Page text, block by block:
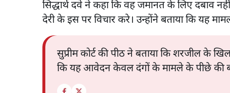
सिद्धार्थ दवे ने कहा कि वह जमानत के लिए दबाव
देरी के इस पर विचार करे। उन्होंने बताया कि यह
सुप्रीम कोर्ट की पीठ ने बताया कि शरजील
कि यह आवेदन केवल दंगों के मामले के पीछे की